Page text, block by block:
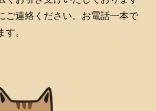
ご連絡ください。お電話一本で
。